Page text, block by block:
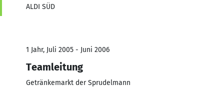
ALDI SÜD
1 Jahr, Juli 2005 - Juni 2006
Teamleitung
Getränkemarkt der Sprudelmann